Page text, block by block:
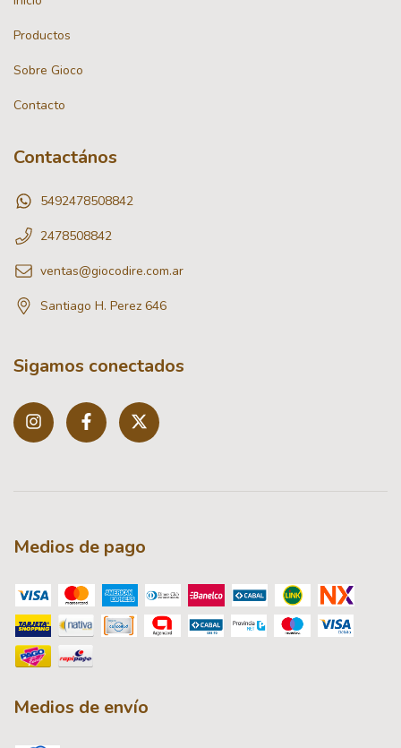
Productos
Sobre Gioco
Contacto
Contactános
5492478508842
2478508842
ventas@giocodire.com.ar
Santiago H. Perez 646
Sigamos conectados
Medios de pago
Medios de envío